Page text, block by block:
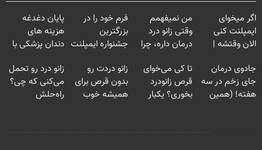
اگر میخوای
ایمپلنت کنی
الان وقتشه |
میلیون تومان!!!
من نمیفهمم
وقتی زانو درد
درمان داره، چرا
تحمل میکنی؟❗
فرم خود را در
بزرگترین
جشنواره ایمپلنت
فقط ۲۵ میلیون
پایان دغدغه
هزینه های
دندان پزشکی با
خانگی
جادوی درمان
جای زخم در سه
هفته! (همین
تا کی می‌خوای
قرص زانودرد
بخوری؟ یکبار
زانو دردت رو
بدون قرص برای
همیشه خوب
زانو درد رو تحمل
می‌کنی که چی؟
راه‌حلش